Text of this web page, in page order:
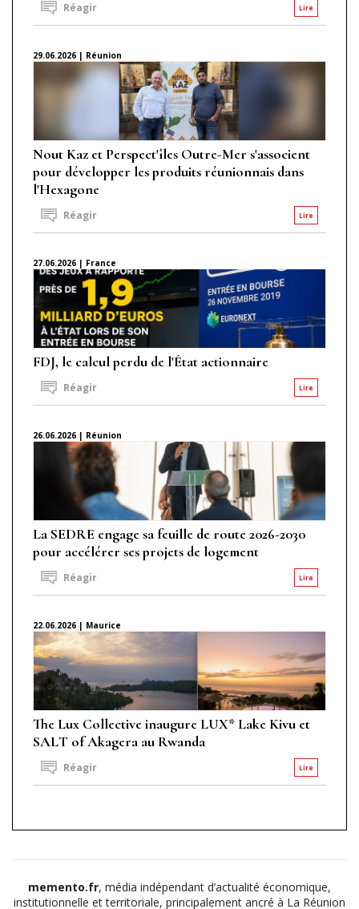
Lire
Réagir
29.06.2026 | Réunion
Nout Kaz et Perspect'îles Outre-Mer s'associent
pour développer les produits réunionnais dans
l'Hexagone
Lire
Réagir
27.06.2026 | France
FDJ, le calcul perdu de l'État actionnaire
Lire
Réagir
26.06.2026 | Réunion
La SEDRE engage sa feuille de route 2026-2030
pour accélérer ses projets de logement
Lire
Réagir
22.06.2026 | Maurice
The Lux Collective inaugure LUX* Lake Kivu et
SALT of Akagera au Rwanda
Lire
Réagir
memento.fr, média indépendant d’actualité économique,
institutionnelle et territoriale, principalement ancré à La Réunion